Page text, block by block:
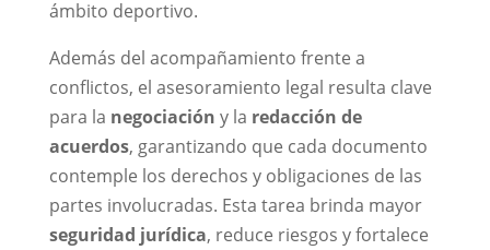
ámbito deportivo.
Además del acompañamiento frente a
conflictos, el asesoramiento legal resulta clave
para la negociación y la redacción de
acuerdos, garantizando que cada documento
contemple los derechos y obligaciones de las
partes involucradas. Esta tarea brinda mayor
seguridad jurídica, reduce riesgos y fortalece